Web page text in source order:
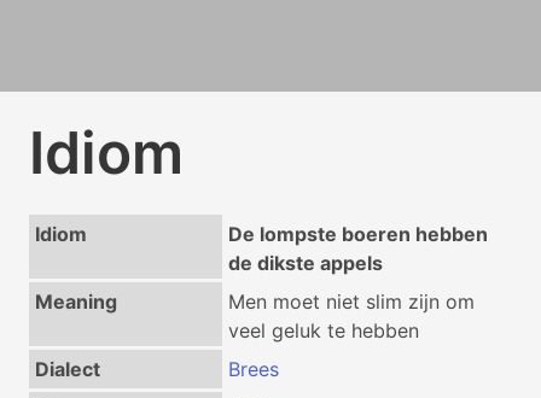
Idiom
Idiom
De lompste boeren hebben
de dikste appels
Meaning
Men moet niet slim zijn om
veel geluk te hebben
Dialect
Brees